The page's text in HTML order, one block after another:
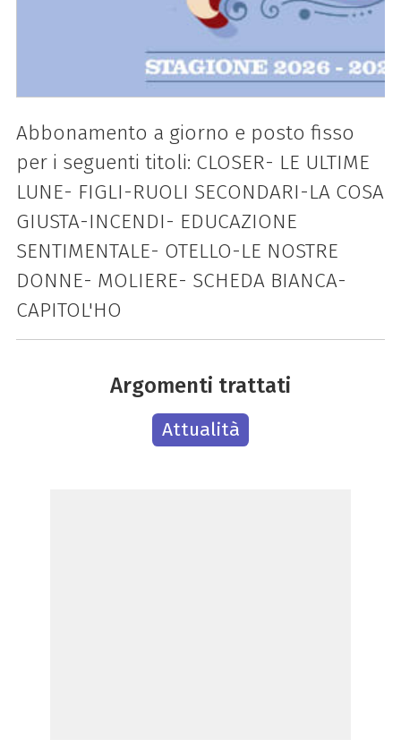
Abbonamento a giorno e posto fisso
per i seguenti titoli: CLOSER- LE ULTIME
LUNE- FIGLI-RUOLI SECONDARI-LA COSA
GIUSTA-INCENDI- EDUCAZIONE
SENTIMENTALE- OTELLO-LE NOSTRE
DONNE- MOLIERE- SCHEDA BIANCA-
CAPITOL'HO
Argomenti trattati
Attualità